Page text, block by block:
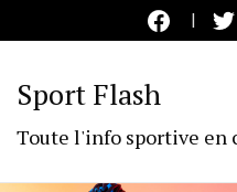
Sport Flash
Toute l'info sportive en